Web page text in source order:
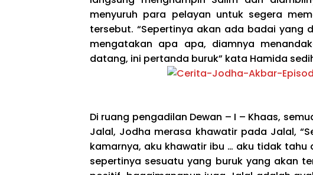
menyuruh para pelayan untuk segera
tersebut. “Sepertinya akan ada badai
mengatakan apa apa, diamnya
datang, ini pertanda buruk” kata Hamida
Di ruang pengadilan Dewan – I – Khaas,
Jalal, Jodha merasa khawatir pada Jalal,
kamarnya, aku khawatir ibu … aku tidak
sepertinya sesuatu yang buruk yang akan